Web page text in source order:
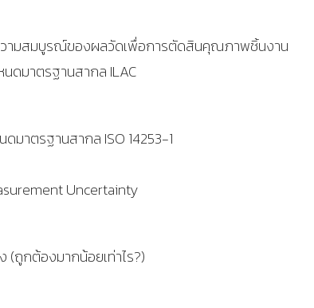
ามสมบูรณ์ของผลวัดเพื่อการตัดสินคุณภาพชิ้นงาน
ดมาตรฐานสากล ILAC
ดมาตรฐานสากล ISO 14253-1
Uncertainty
ถูกต้องมากน้อยเท่าไร?)